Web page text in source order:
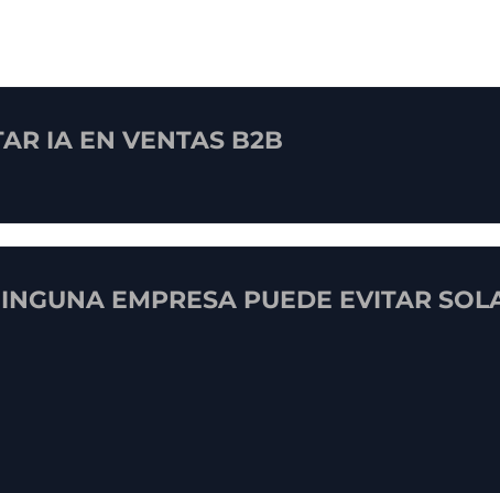
IA EN VENTAS B2B
EMPRESA PUEDE EVITAR